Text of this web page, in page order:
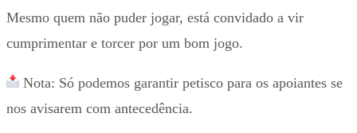
Mesmo quem não puder jogar, está convidado a vir
cumprimentar e torcer por um bom jogo.
Nota: Só podemos garantir petisco para os apoiantes se
nos avisarem com antecedência.